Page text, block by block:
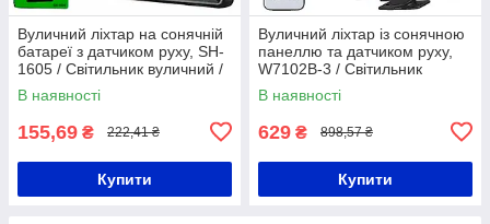
Вуличний ліхтар на сонячній
батареї з датчиком руху, SH-
1605 / Світильник вуличний /
Прожектор
В наявності
155,69 ₴ 222,41 ₴
Купити
Вуличний ліхтар із сонячною
панеллю та датчиком руху,
W7102B-3 / Світильник
світлодіодний на стовп
В наявності
629 ₴ 898,57 ₴
Купити